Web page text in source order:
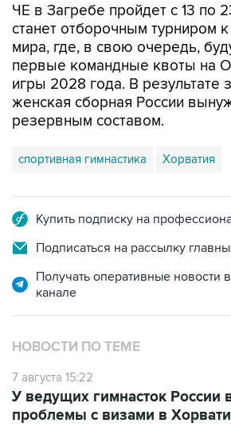
ЧЕ в Загребе пройдет с 13 по
станет отборочным турниром
мира, где, в свою очередь,
первые командные квоты на
игры 2028 года. В результате
женская сборная России
резервным составом.
спортивная гимнастика Хорватия
Купить подписку на
Подписаться на рассылку
Получать оперативные новости
канале
НОВОСТИ ПО ТЕМЕ
7 августа 15:22
У ведущих гимнасток России
проблемы с визами в